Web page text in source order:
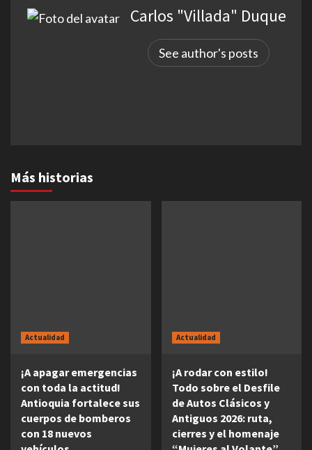
Carlos "Villada" Duque
See author's posts
Más historias
Actualidad
¡A apagar emergencias
con toda la actitud!
Antioquia fortalece sus
cuerpos de bomberos
con 18 nuevos
Actualidad
¡A rodar con estilo!
Todo sobre el Desfile
de Autos Clásicos y
Antiguos 2026: ruta,
cierres y el homenaje